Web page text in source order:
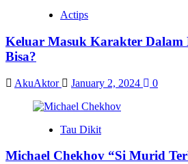
Actips
Keluar Masuk Karakter Dalam
Bisa?
AkuAktor January 2, 2024 0
Tau Dikit
Michael Chekhov “Si Murid